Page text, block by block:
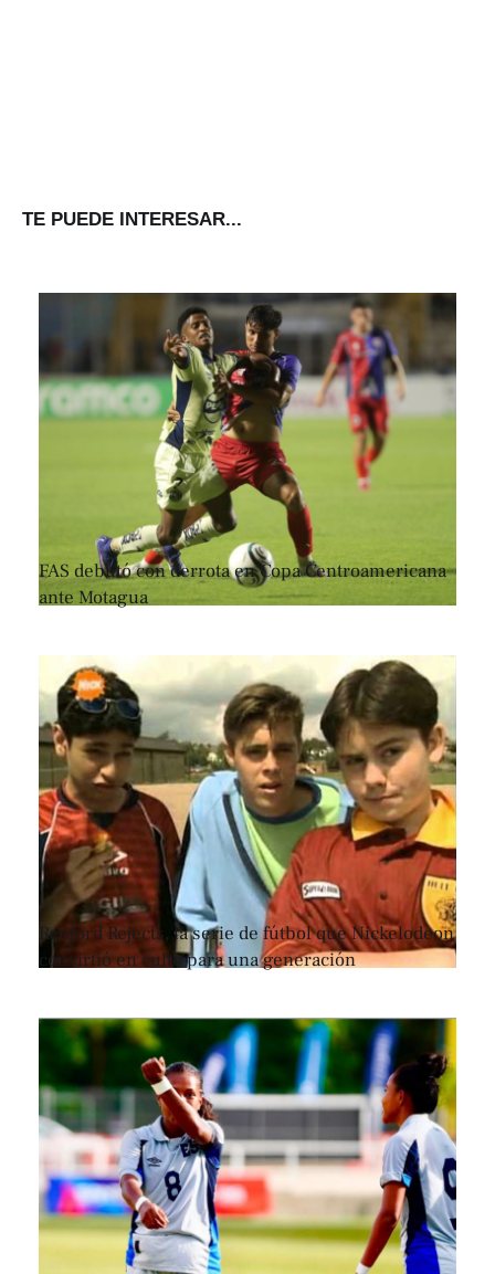
TE PUEDE INTERESAR...
FAS debutó con derrota en Copa Centroamericana
ante Motagua
Renford Rejects, la serie de fútbol que Nickelodeon
convirtió en culto para una generación